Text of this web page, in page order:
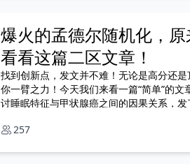
爆火的孟德尔随机化，
看看这篇二区文章！
找到创新点，发文并不难！无论是高分还
你一臂之力！今天我们来看一篇“简单”的
讨睡眠特征与甲状腺癌之间的因果关系，
257